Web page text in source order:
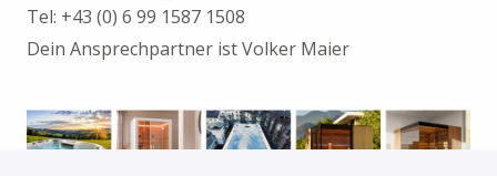
Tel: +43 (0) 6 99 1587 1508
Dein Ansprechpartner ist Volker Maier